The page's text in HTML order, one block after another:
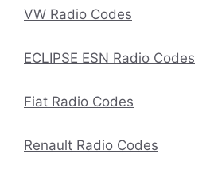
VW Radio Codes
ECLIPSE ESN Radio Codes
Fiat Radio Codes
Renault Radio Codes